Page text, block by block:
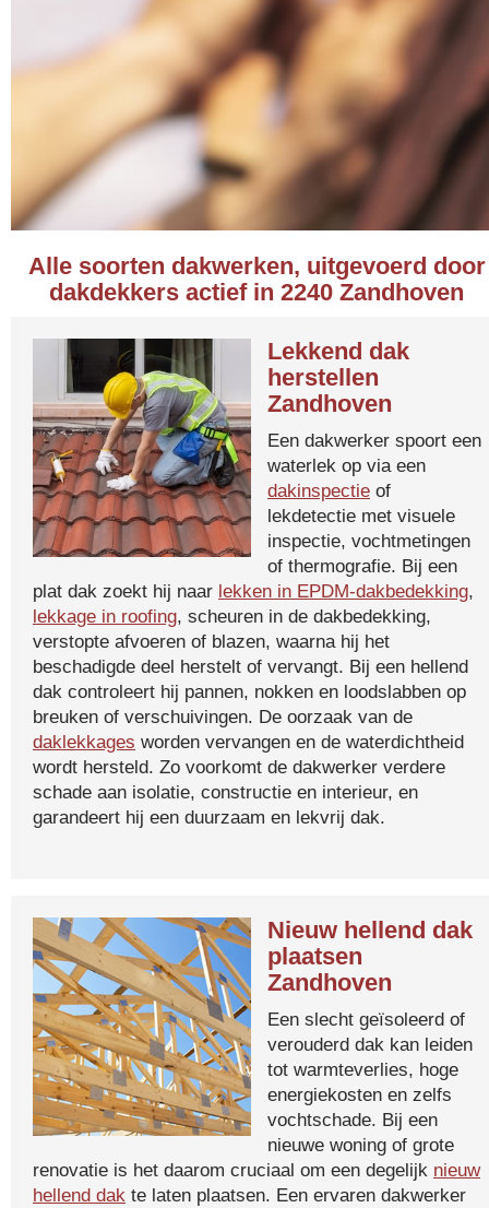
Alle soorten dakwerken, uitgevoerd door
dakdekkers actief in 2240 Zandhoven
Lekkend dak
herstellen
Zandhoven
Een dakwerker spoort een
waterlek op via een
dakinspectie of
lekdetectie met visuele
inspectie, vochtmetingen
of thermografie. Bij een
plat dak zoekt hij naar lekken in EPDM-dakbedekking,
lekkage in roofing, scheuren in de dakbedekking,
verstopte afvoeren of blazen, waarna hij het
beschadigde deel herstelt of vervangt. Bij een hellend
dak controleert hij pannen, nokken en loodslabben op
breuken of verschuivingen. De oorzaak van de
daklekkages worden vervangen en de waterdichtheid
wordt hersteld. Zo voorkomt de dakwerker verdere
schade aan isolatie, constructie en interieur, en
garandeert hij een duurzaam en lekvrij dak.
Nieuw hellend dak
plaatsen
Zandhoven
Een slecht geïsoleerd of
verouderd dak kan leiden
tot warmteverlies, hoge
energiekosten en zelfs
vochtschade. Bij een
nieuwe woning of grote
renovatie is het daarom cruciaal om een degelijk nieuw
hellend dak te laten plaatsen. Een ervaren dakwerker